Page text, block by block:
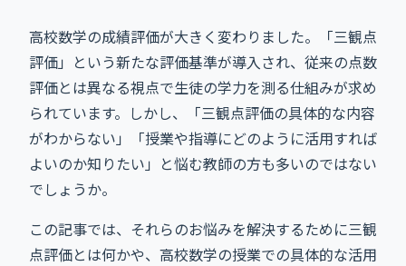
高校数学の成績評価が大きく変わりました。「三観点
評価」という新たな評価基準が導入され、従来の点数
評価とは異なる視点で生徒の学力を測る仕組みが求め
られています。しかし、「三観点評価の具体的な内容
がわからない」「授業や指導にどのように活用すれば
よいのか知りたい」と悩む教師の方も多いのではない
でしょうか。
この記事では、それらのお悩みを解決するために三観
点評価とは何かや、高校数学の授業での具体的な活用